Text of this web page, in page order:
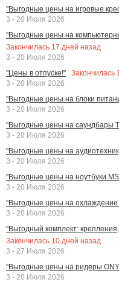
"Выгодные цены на игровые
3 - 20 Июля 2026
"Выгодные цены на
Закончилась 17 дней назад
3 - 20 Июля 2026
"Цены в отпуске!"
Закончилась
3 - 20 Июля 2026
"Выгодные цены на блоки
3 - 20 Июля 2026
"Выгодные цены на саундбары
3 - 20 Июля 2026
"Выгодные цены на
3 - 20 Июля 2026
"Выгодные цены на ноутбуки
3 - 20 Июля 2026
"Выгодные цены на охлаждение
3 - 20 Июля 2026
"Выгодный комплект:
Закончилась 10 дней назад
3 - 27 Июля 2026
"Выгодные цены на ридеры
3 - 20 Июля 2026